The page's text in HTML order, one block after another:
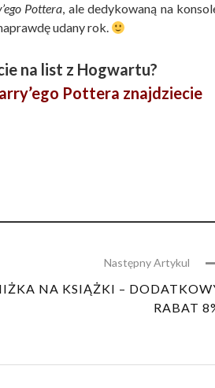
Pottera, ale dedykowaną na
udany rok.
na list z Hogwartu?
Pottera znajdziecie
Następny Artykul
NA KSIĄŻKI –
RABAT